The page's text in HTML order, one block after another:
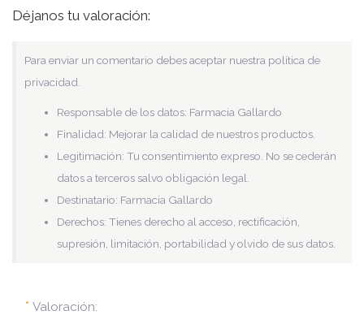
Déjanos tu valoración:
Para enviar un comentario debes aceptar nuestra política de
privacidad.
Responsable de los datos: Farmacia Gallardo
Finalidad: Mejorar la calidad de nuestros productos.
Legitimación: Tu consentimiento expreso. No se cederán
datos a terceros salvo obligación legal.
Destinatario: Farmacia Gallardo
Derechos: Tienes derecho al acceso, rectificación,
supresión, limitación, portabilidad y olvido de sus datos.
* Valoración: